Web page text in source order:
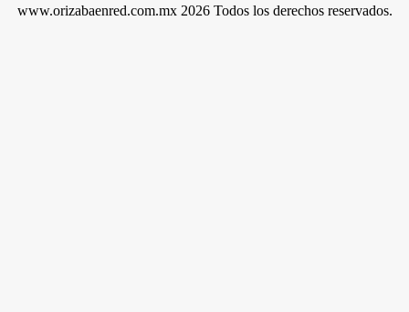
www.orizabaenred.com.mx 2026 Todos los derechos reservados.